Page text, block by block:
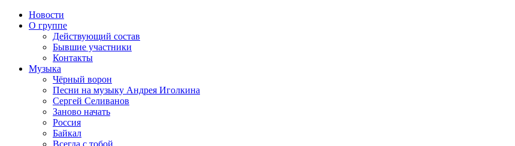
Новости
О группе
Действующий состав
Бывшие участники
Контакты
Музыка
Чёрный ворон
Песни на музыку Андрея Иголкина
Сергей Селиванов
Заново начать
Россия
Байкал
Всегда с тобой